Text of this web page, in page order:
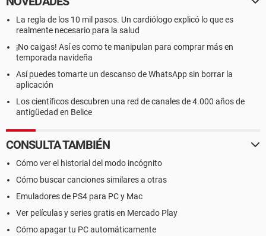
La regla de los 10 mil pasos. Un cardiólogo explicó lo que es
realmente necesario para la salud
¡No caigas! Así es como te manipulan para comprar más en
temporada navideña
Así puedes tomarte un descanso de WhatsApp sin borrar la
aplicación
Los científicos descubren una red de canales de 4.000 años de
antigüedad en Belice
CONSULTA TAMBIÉN
Cómo ver el historial del modo incógnito
Cómo buscar canciones similares a otras
Emuladores de PS4 para PC y Mac
Ver películas y series gratis en Mercado Play
Cómo apagar tu PC automáticamente